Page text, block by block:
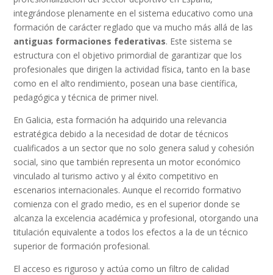
integrándose plenamente en el sistema educativo como una
formación de carácter reglado que va mucho más allá de las
antiguas formaciones federativas. Este sistema se
estructura con el objetivo primordial de garantizar que los
profesionales que dirigen la actividad física, tanto en la base
como en el alto rendimiento, posean una base científica,
pedagógica y técnica de primer nivel.
En Galicia, esta formación ha adquirido una relevancia
estratégica debido a la necesidad de dotar de técnicos
cualificados a un sector que no solo genera salud y cohesión
social, sino que también representa un motor económico
vinculado al turismo activo y al éxito competitivo en
escenarios internacionales. Aunque el recorrido formativo
comienza con el grado medio, es en el superior donde se
alcanza la excelencia académica y profesional, otorgando una
titulación equivalente a todos los efectos a la de un técnico
superior de formación profesional.
El acceso es riguroso y actúa como un filtro de calidad